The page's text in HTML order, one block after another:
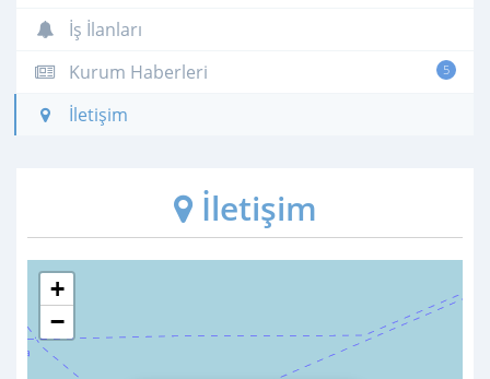
İş İlanları
5
Kurum Haberleri
İletişim
İletişim
+
−